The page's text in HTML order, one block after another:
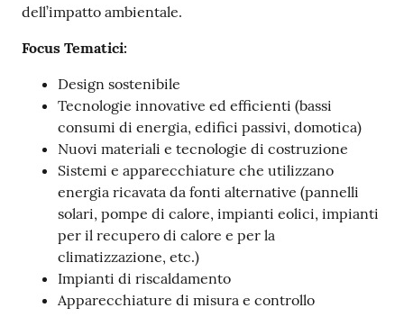
dell’impatto ambientale.
Focus Tematici:
Design sostenibile
Tecnologie innovative ed efficienti (bassi
consumi di energia, edifici passivi, domotica)
Nuovi materiali e tecnologie di costruzione
Sistemi e apparecchiature che utilizzano
energia ricavata da fonti alternative (pannelli
solari, pompe di calore, impianti eolici, impianti
per il recupero di calore e per la
climatizzazione, etc.)
Impianti di riscaldamento
Apparecchiature di misura e controllo